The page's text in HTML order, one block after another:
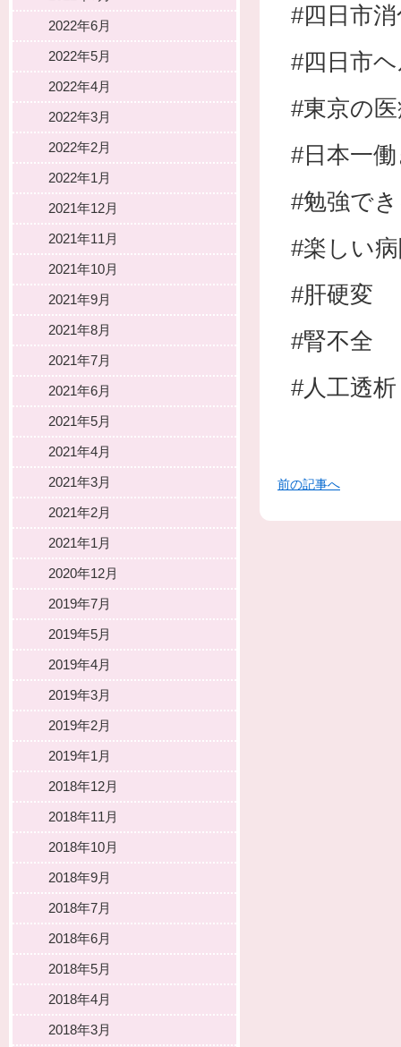
#四日市
#四日市
#東京の
#日本一
#勉強で
#楽しい
#肝硬変
#腎不全
#人工透析
前の記事へ
2022年6月
2022年5月
2022年4月
2022年3月
2022年2月
2022年1月
2021年12月
2021年11月
2021年10月
2021年9月
2021年8月
2021年7月
2021年6月
2021年5月
2021年4月
2021年3月
2021年2月
2021年1月
2020年12月
2019年7月
2019年5月
2019年4月
2019年3月
2019年2月
2019年1月
2018年12月
2018年11月
2018年10月
2018年9月
2018年7月
2018年6月
2018年5月
2018年4月
2018年3月